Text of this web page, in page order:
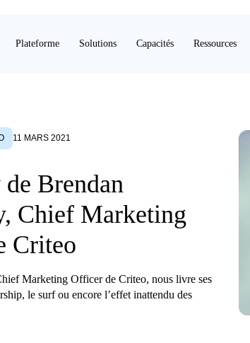
Plateforme Solutions Capacités Ressources
11 MARS 2021
Brendan
Chief Marketing
Criteo
Marketing Officer de Criteo, nous livre ses
le surf ou encore l’effet inattendu des